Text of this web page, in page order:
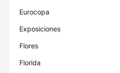
Eurocopa
Exposiciones
Flores
Florida